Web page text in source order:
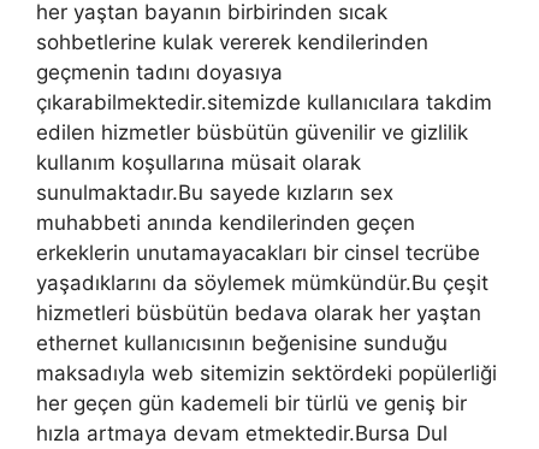
her yaştan bayanın birbirinden sıcak
sohbetlerine kulak vererek kendilerinden
geçmenin tadını doyasıya
çıkarabilmektedir.sitemizde kullanıcılara takdim
edilen hizmetler büsbütün güvenilir ve gizlilik
kullanım koşullarına müsait olarak
sunulmaktadır.Bu sayede kızların sex
muhabbeti anında kendilerinden geçen
erkeklerin unutamayacakları bir cinsel tecrübe
yaşadıklarını da söylemek mümkündür.Bu çeşit
hizmetleri büsbütün bedava olarak her yaştan
ethernet kullanıcısının beğenisine sunduğu
maksadıyla web sitemizin sektördeki popülerliği
her geçen gün kademeli bir türlü ve geniş bir
hızla artmaya devam etmektedir.Bursa Dul